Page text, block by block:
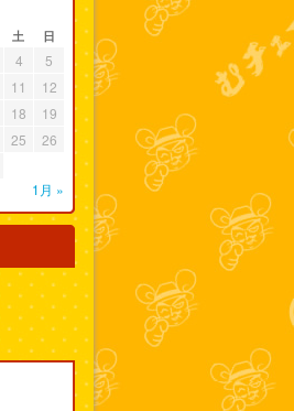
土 日
1月 »
4
5
11
12
18
19
25
26